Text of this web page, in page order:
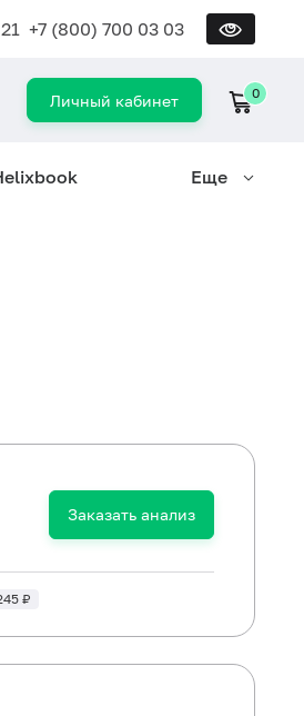
+7 (800) 700 03 03
Личный кабинет 0
Еще
Заказать анализ
₽